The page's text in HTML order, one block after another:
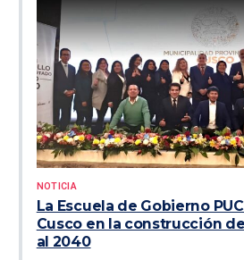
NOTICIA
La Escuela de Gobierno
Cusco en la construcción
al 2040